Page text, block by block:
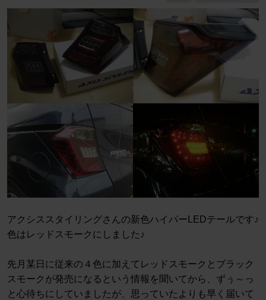
アクシススタイリングさんの新色ハイパーLEDテールです♪
色はレッドスモークにしました♪
先月某日に従来の４色に加えてレッドスモークとブラック
スモークが発売になるという情報を聞いてから、ずぅ～っ
と心待ちにしていましたが、思っていたよりも早く届いて